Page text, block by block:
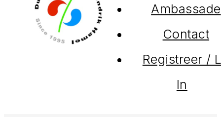
Ambassade
Contact
Registreer /
In